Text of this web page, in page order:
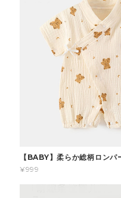
【BABY】柔らか総柄ロンパ
¥999